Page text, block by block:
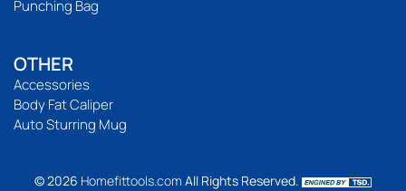
Punching Bag
OTHER
Accessories
Body Fat Caliper
Auto Sturring Mug
© 2026 Homefittools.com All Rights Reserved.